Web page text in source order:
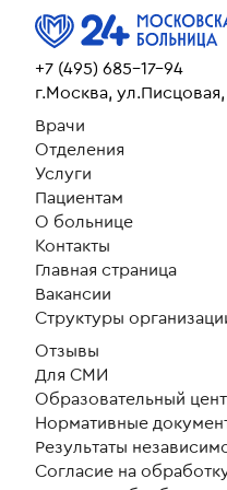
+7 (495) 685-17-94
г.Москва, ул.Писцовая,
Врачи
Отделения
Услуги
Пациентам
О больнице
Контакты
Главная страница
Вакансии
Структуры
Отзывы
Для СМИ
Образовательный
Нормативные
Результаты
Согласие на